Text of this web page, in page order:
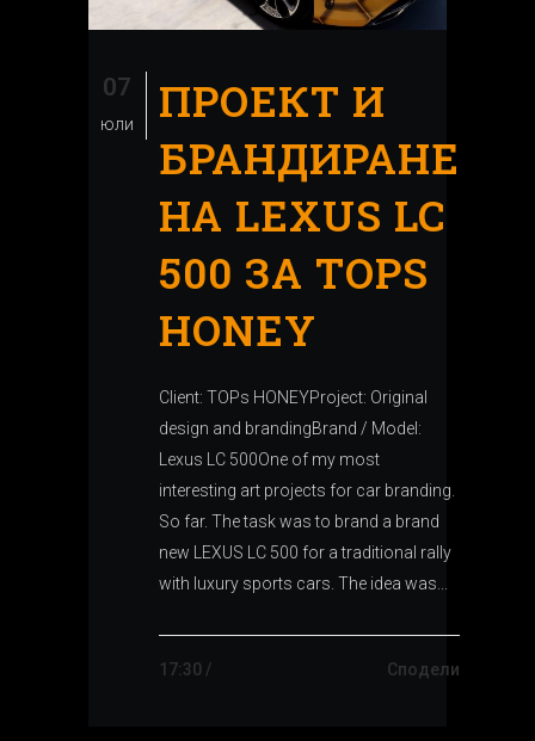
07
юли
ПРОЕКТ И
БРАНДИРАНЕ
НА LEXUS LC
500 ЗА TOPS
HONEY
Client: TOPs HONEYProject: Original
design and brandingBrand / Model:
Lexus LC 500One of my most
interesting art projects for car branding.
So far. The task was to brand a brand
new LEXUS LC 500 for a traditional rally
with luxury sports cars. The idea was...
17:30 / Сподели